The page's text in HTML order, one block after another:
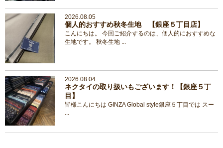
2026.08.05
個人的おすすめ秋冬生地 【銀座５丁目店】
こんにちは。 今回ご紹介するのは、個人的におすすめな
生地です。 秋冬生地 ...
2026.08.04
ネクタイの取り扱いもございます！【銀座５丁
目】
皆様こんにちは GINZA Global style銀座５丁目では スー
...